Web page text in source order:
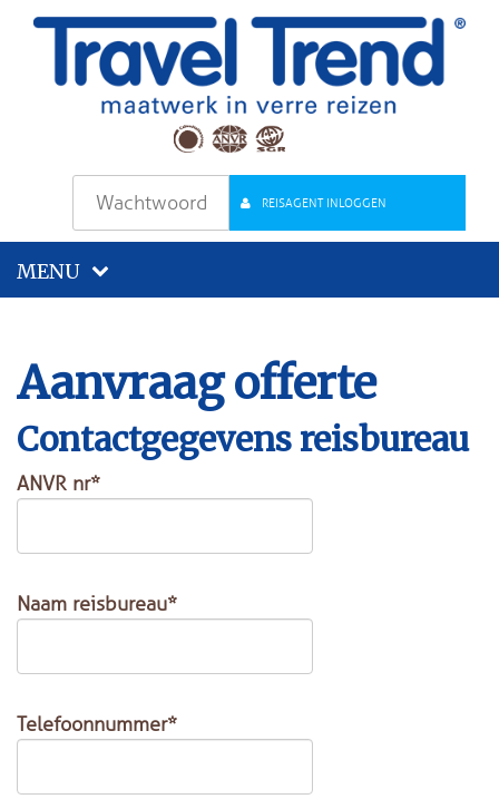
REISAGENT INLOGGEN
MENU
Aanvraag offerte
Contactgegevens reisbureau
ANVR nr*
Naam reisbureau*
Telefoonnummer*